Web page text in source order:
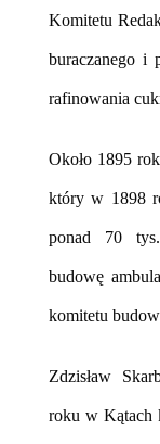
Komitetu
buraczanego i
rafinowania
Około 1895
który w 1898
ponad 70
budowę
komitetu
Zdzisław
roku w Kątach